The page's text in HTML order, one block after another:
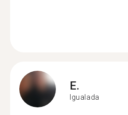
E.
Igualada